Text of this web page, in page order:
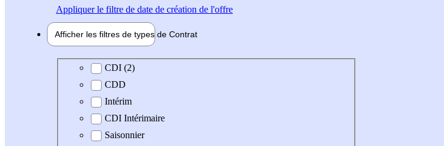
Appliquerle filtre de date de création de l'offre
Afficher les filtres de types de Contrat
Type de contrat
CDI (2)
CDD
Intérim
CDI Intérimaire
Saisonnier